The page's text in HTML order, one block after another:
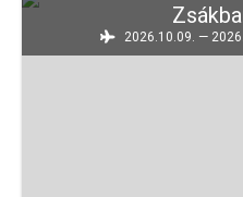
2026.10.09. —